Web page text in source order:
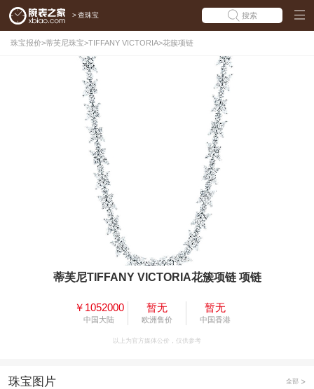
> 查珠宝 搜索
珠宝报价>蒂芙尼珠宝>TIFFANY VICTORIA>花簇项链
蒂芙尼TIFFANY VICTORIA花簇项链 项链
￥1052000
中国大陆
暂无
欧洲售价
暂无
中国香港
以上为官方媒体公价，仅供参考
珠宝图片 全部